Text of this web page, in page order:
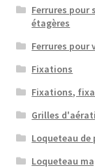
Ferrures pour
étagères
Ferrures pour
Fixations
Fixations,
Grilles
Loqueteau de
Loqueteau